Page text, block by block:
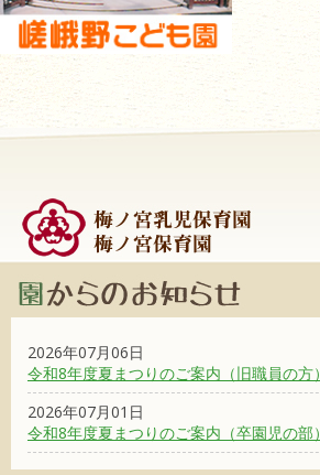
2026年07月06日
令和8年度夏まつりのご案内（旧職員の方）
2026年07月01日
令和8年度夏まつりのご案内（卒園児の部）